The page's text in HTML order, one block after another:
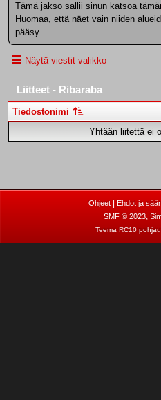
Tämä jakso sallii sinun katsoa
Huomaa, että näet vain niiden
pääsy.
Näytä viestit valikko
Liitteet - Ribaraba
Tiedostonimi
Yhtään liitettä ei
Ohjeet| Ehdot ja
SMF © 2023,
Teema RC10